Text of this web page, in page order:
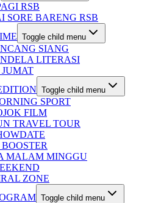
RSB
SORE BARENG RSB
Toggle child menu
SIANG
LITERASI
Toggle child menu
SPORT
FILM
TRAVEL TOUR
MALAM MINGGU
ZONE
Toggle child menu